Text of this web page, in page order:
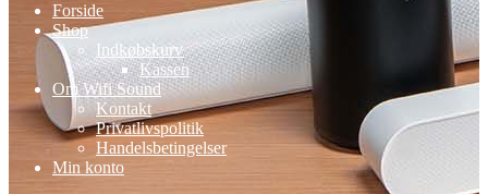
Forside
Shop
Indkøbskurv
Kassen
Om Wifi Sound
Kontakt
Privatlivspolitik
Handelsbetingelser
Min konto